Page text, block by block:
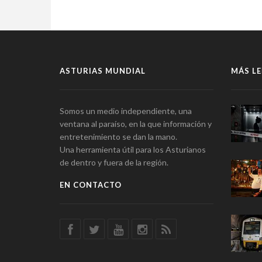
ASTURIAS MUNDIAL
Somos un medio independiente, una
ventana al paraíso, en la que información y
entretenimiento se dan la mano.
Una herramienta útil para los Asturianos
de dentro y fuera de la región.
EN CONTACTO
MÁS